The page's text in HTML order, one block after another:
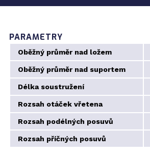
PARAMETRY
Oběžný průměr nad ložem
Oběžný průměr nad suportem
Délka soustružení
Rozsah otáček vřetena
Rozsah podélných posuvů
Rozsah příčných posuvů